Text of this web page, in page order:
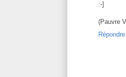
:-]
(Pauvre
Répondre